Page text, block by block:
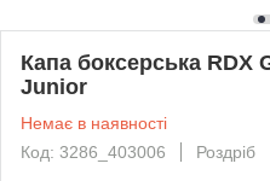
Капа боксерська RDX
Junior
Немає в наявності
Код: 3286_403006
Роздріб